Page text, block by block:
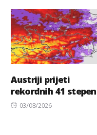
Austriji prijeti
rekordnih 41 stepen
Posted
03/08/2026